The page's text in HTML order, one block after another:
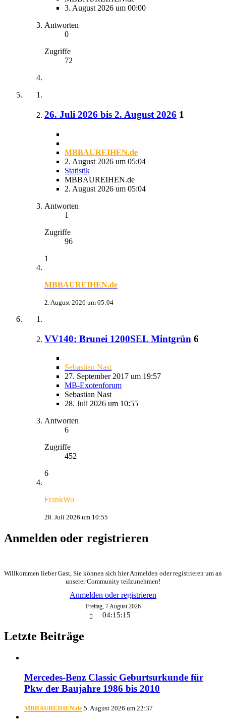
3. August 2026 um 00:00
Antworten
0
Zugriffe
72
26. Juli 2026 bis 2. August 2026 1
MBBAUREIHEN.de
2. August 2026 um 05:04
Statistik
MBBAUREIHEN.de
2. August 2026 um 05:04
Antworten
1
Zugriffe
96
1
MBBAUREIHEN.de
2. August 2026 um 05:04
VV140: Brunei 1200SEL Mintgrün 6
Sebastian Nast
27. September 2017 um 19:57
MB-Exotenforum
Sebastian Nast
28. Juli 2026 um 10:55
Antworten
6
Zugriffe
452
6
FrankWo
28. Juli 2026 um 10:55
Anmelden oder registrieren
Willkommen lieber Gast, Sie können sich hier Anmelden oder registrieren um an
unserer Community teilzunehmen!
Anmelden oder registrieren
Freitag, 7August 2026
04:15:15
Letzte Beiträge
Mercedes-Benz Classic Geburtsurkunde für
Pkw der Baujahre 1986 bis 2010
MBBAUREIHEN.de 5. August 2026 um 22:37